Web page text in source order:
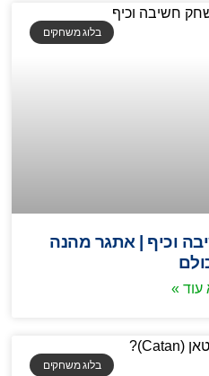
בלוג משחקים
וכיף | אתגר מהנה
עוד »
בלוג משחקים